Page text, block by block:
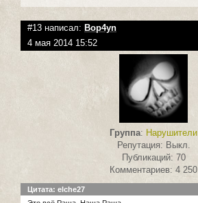
#13 написал: Bop4yn
4 мая 2014 15:52
Группа: Нарушители
Репутация: Выкл.
Публикаций: 70
Комментариев: 4 250
Цитата: elche27